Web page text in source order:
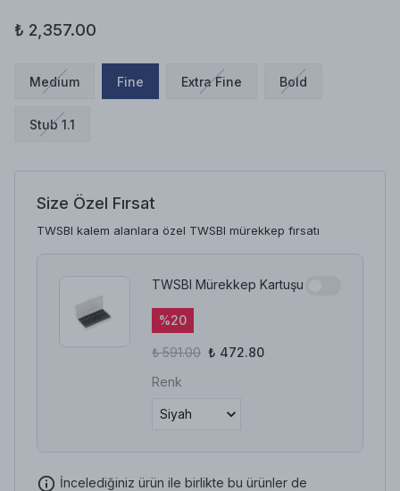
₺ 2,357.00
Medium Fine Extra Fine Bold
Stub 1.1
Size Özel Fırsat
TWSBI kalem alanlara özel TWSBI mürekkep fırsatı
TWSBI Mürekkep Kartuşu
%20
₺ 591.00 ₺ 472.80
Renk
İncelediğiniz ürün ile birlikte bu ürünler de